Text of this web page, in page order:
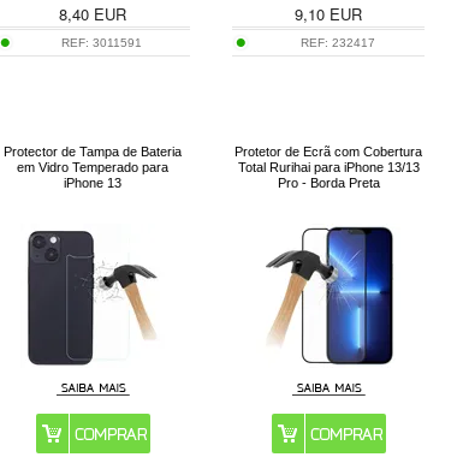
8,40 EUR
REF:3011591
9,10 EUR
REF: 232417
Protector de Tampa de Bateria
em Vidro Temperado para
iPhone 13
Protetor de Ecrã com Cobertura
Total Rurihai para iPhone 13/13
Pro - Borda Preta